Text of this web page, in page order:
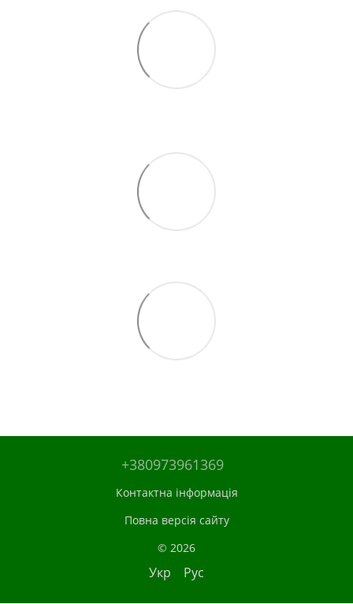
+380973961369
Контактна інформація
Повна версія сайту
© 2026
Укр Рус